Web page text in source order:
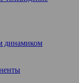
динамиком